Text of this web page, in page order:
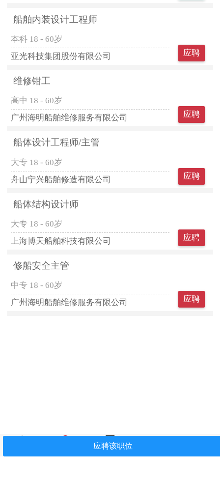
船舶内装设计工程师
本科 18 - 60岁
亚光科技集团股份有限公司
应聘
维修钳工
高中 18 - 60岁
广州海明船舶维修服务有限公司
应聘
船体设计工程师/主管
大专 18 - 60岁
舟山宁兴船舶修造有限公司
应聘
船体结构设计师
大专 18 - 60岁
上海博天船舶科技有限公司
应聘
修船安全主管
中专 18 - 60岁
广州海明船舶维修服务有限公司
应聘
简历中心